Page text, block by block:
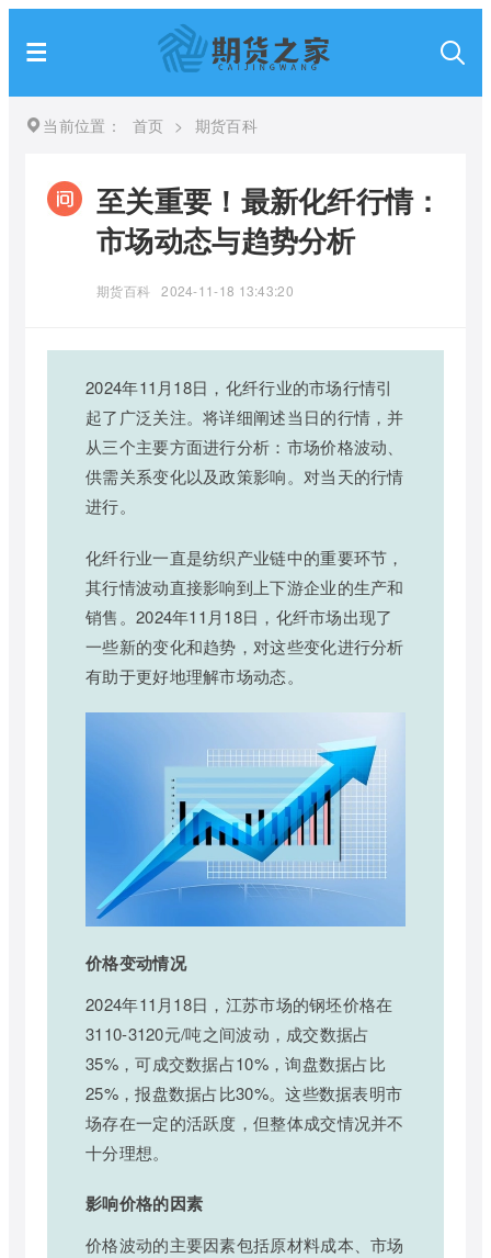
当前位置： 首页 > 期货百科
至关重要！最新化纤行情：
市场动态与趋势分析
期货百科 2024-11-18 13:43:20
2024年11月18日，化纤行业的市场行情引
起了广泛关注。将详细阐述当日的行情，并
从三个主要方面进行分析：市场价格波动、
供需关系变化以及政策影响。对当天的行情
进行。
化纤行业一直是纺织产业链中的重要环节，
其行情波动直接影响到上下游企业的生产和
销售。2024年11月18日，化纤市场出现了
一些新的变化和趋势，对这些变化进行分析
有助于更好地理解市场动态。
价格变动情况
2024年11月18日，江苏市场的钢坯价格在
3110-3120元/吨之间波动，成交数据占
35%，可成交数据占10%，询盘数据占比
25%，报盘数据占比30%。这些数据表明市
场存在一定的活跃度，但整体成交情况并不
十分理想。
影响价格的因素
价格波动的主要因素包括原材料成本、市场